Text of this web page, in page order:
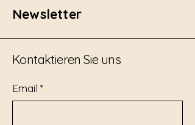
Hybride Zündung einer
45t-Sprengung
Newsletter
Kontaktieren Sie uns
Email *